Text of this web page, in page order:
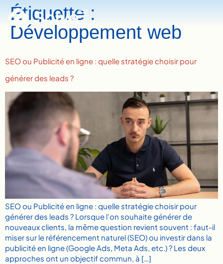
Étiquette :
Développement web
SEO ou Publicité en ligne : quelle stratégie choisir pour
générer des leads ?
SEO ou Publicité en ligne : quelle stratégie choisir pour
générer des leads ? Lorsque l’on souhaite générer de
nouveaux clients, la même question revient souvent : faut-il
miser sur le référencement naturel (SEO) ou investir dans la
publicité en ligne (Google Ads, Meta Ads, etc.) ? Les deux
approches ont un objectif commun, à […]